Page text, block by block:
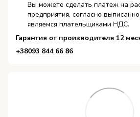
Вы можете сделать платеж на
предприятия, согласно
являемся плательщиками НДС.
Гарантия от производителя 12
+38093 844 66 86